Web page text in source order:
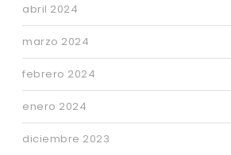
abril 2024
marzo 2024
febrero 2024
enero 2024
diciembre 2023